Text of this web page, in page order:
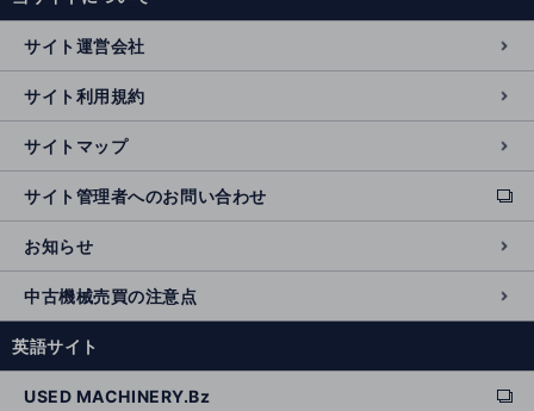
n
al
si
t
e
サイト運営会社
サイト利用規約
サイトマップ
サイト管理者へのお問い合わせ
ext
e
r
n
al
si
e
お知らせ
中古機械売買の注意点
英語サイト
USED MACHINERY.Bz ext